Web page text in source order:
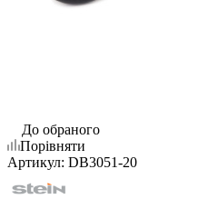
До обраного
Порівняти
Артикул: DB3051-20